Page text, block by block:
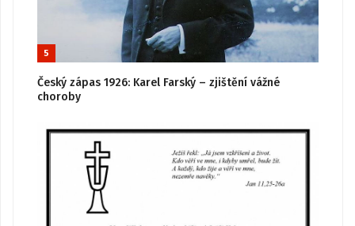
5
Český zápas 1926: Karel Farský – zjištění vážné
choroby